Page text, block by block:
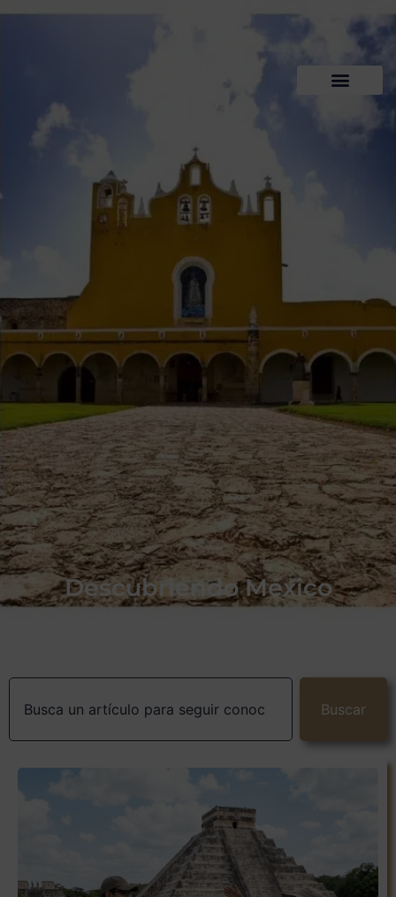
Descubriendo México
Buscar